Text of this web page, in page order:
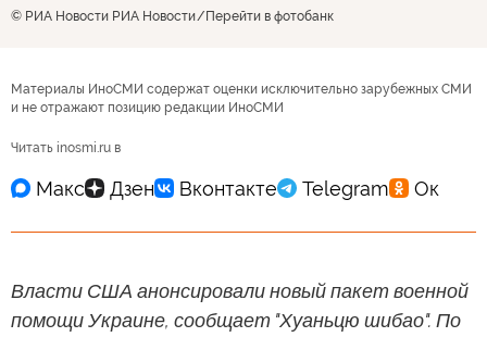
© РИА Новости РИА Новости Перейти в фотобанк
Материалы ИноСМИ содержат оценки исключительно зарубежных СМИ
и не отражают позицию редакции ИноСМИ
Читать inosmi.ru в
Власти США анонсировали новый пакет военной
помощи Украине, сообщает "Хуаньцю шибао". По